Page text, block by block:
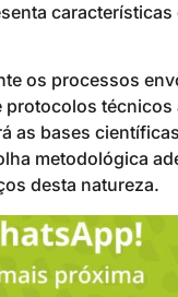
os processos
as bases
metodológica
desta natureza.